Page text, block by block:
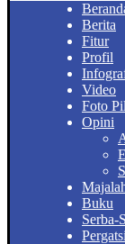
Berita
Fitur
Profil
Video
Foto
Opini
Buku
Serba-
Pergatsi